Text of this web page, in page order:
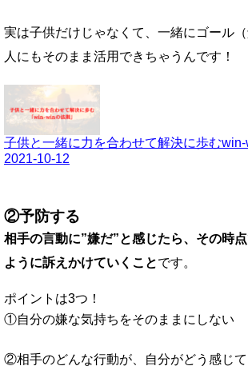
実は子供だけじゃなくて、一緒にゴール
人にもそのまま活用できちゃうんです！
子供と一緒に力を合わせて解決に歩むwin-
2021-10-12
②予防する
相手の言動に”嫌だ”と感じたら、その時
ように訴えかけていくことです。
ポイントは3つ！
①自分の嫌な気持ちをそのままにしない
②相手のどんな行動が、自分がどう感じ